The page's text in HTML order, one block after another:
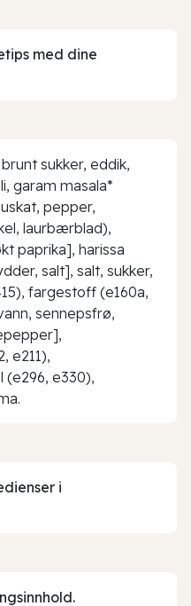
med dine
sukker, eddik,
garam masala*
pepper,
laurbærblad),
paprika], harissa
salt], salt, sukker,
fargestoff (e160a,
sennepsfrø,
e211),
e330),
i